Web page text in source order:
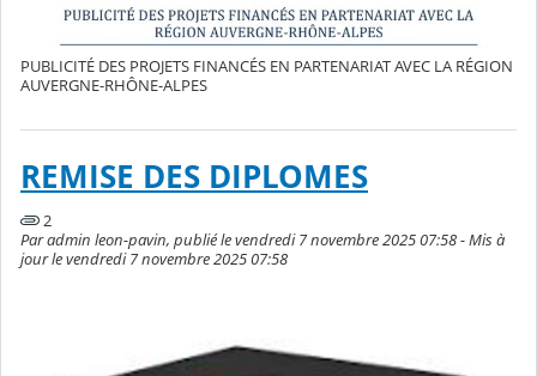
PUBLICITÉ DES PROJETS FINANCÉS EN PARTENARIAT AVEC LA RÉGION
AUVERGNE-RHÔNE-ALPES
REMISE DES DIPLOMES
2
Par admin leon-pavin, publié le vendredi 7 novembre 2025 07:58 - Mis à
jour le vendredi 7 novembre 2025 07:58